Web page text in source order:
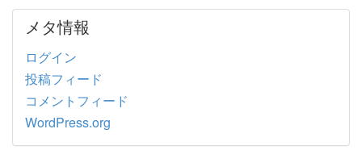
メタ情報
ログイン
投稿フィード
コメントフィード
WordPress.org